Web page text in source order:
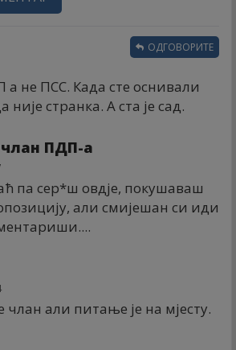
а не ПСС. Када сте оснивали
није странка. А ста је сад.
ОДГОВОРИТЕ
ПДП-а
па сер*ш овдје, покушаваш
али смијешан си иди
али питање је на мјесту.